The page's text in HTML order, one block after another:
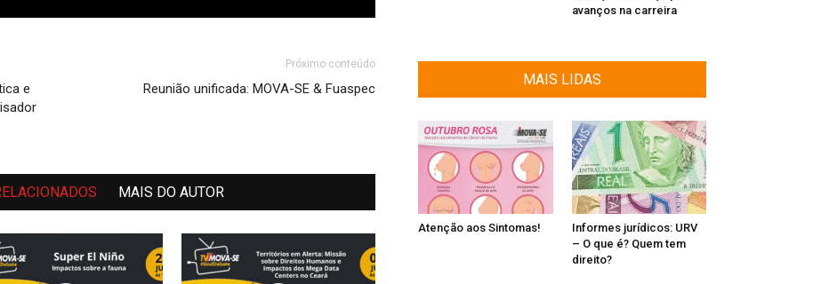
e
Próximo conteúdo
Reunião unificada: MOVA-SE & Fuaspec
MAIS DO AUTOR
avanços na carreira
MAIS LIDAS
Atenção aos Sintomas!
Informes jurídicos: URV
– O que é? Quem tem
direito?